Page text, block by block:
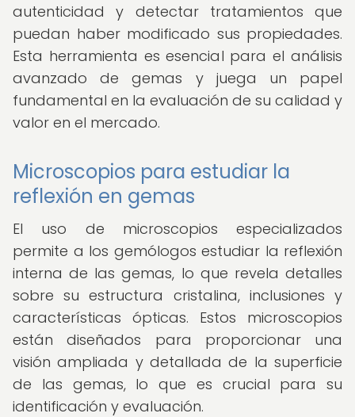
autenticidad y detectar tratamientos que
puedan haber modificado sus propiedades.
Esta herramienta es esencial para el análisis
avanzado de gemas y juega un papel
fundamental en la evaluación de su calidad y
valor en el mercado.
Microscopios para estudiar la
reflexión en gemas
El uso de microscopios especializados
permite a los gemólogos estudiar la reflexión
interna de las gemas, lo que revela detalles
sobre su estructura cristalina, inclusiones y
características ópticas. Estos microscopios
están diseñados para proporcionar una
visión ampliada y detallada de la superficie
de las gemas, lo que es crucial para su
identificación y evaluación.